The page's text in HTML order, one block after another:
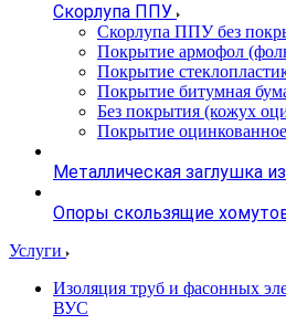
Скорлупа ППУ
Скорлупа ППУ без
Покрытие армофол
Покрытие
Покрытие битумная
Без покрытия (кожух
Покрытие оцинкованное
Металлическая заглушка
Опоры скользящие
Услуги
Изоляция труб и фасонных
ВУС